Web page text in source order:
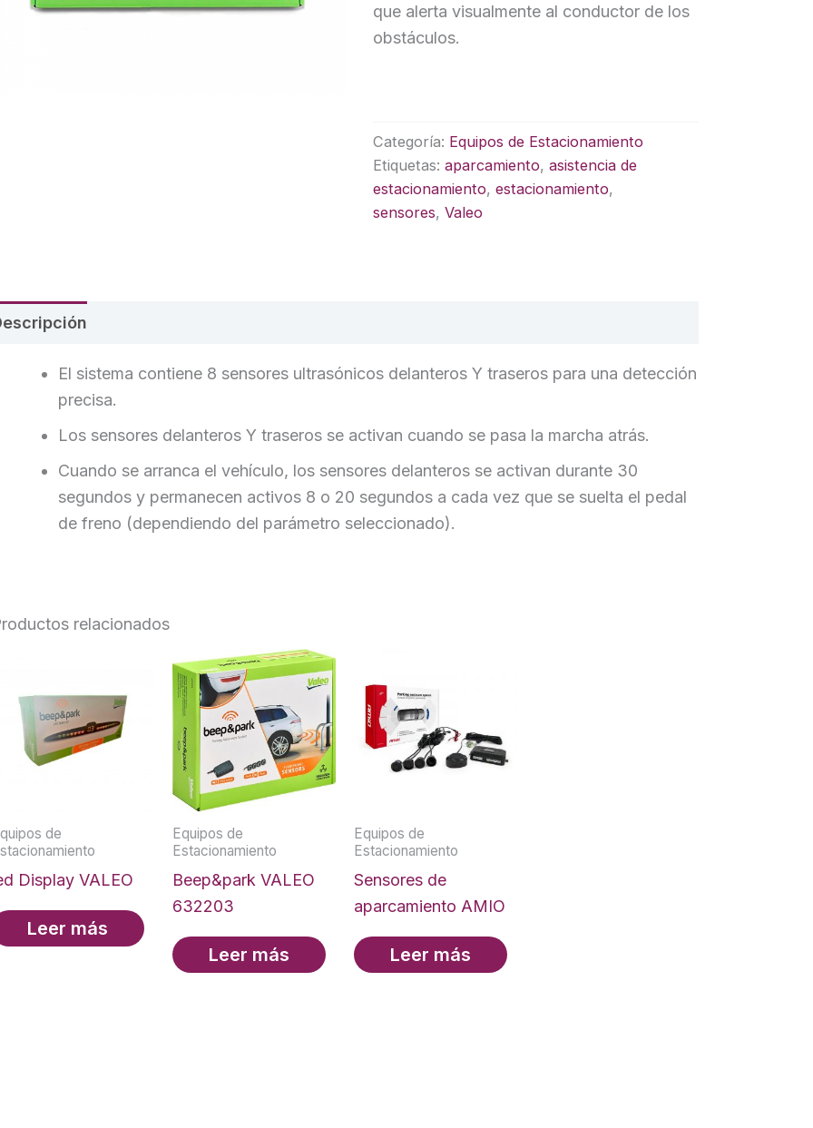
que alerta visualmente al conductor de los
obstáculos.
Categoría: Equipos de Estacionamiento
Etiquetas:aparcamiento,asistencia de
estacionamiento,estacionamiento,
sensores,Valeo
El sistema contiene 8 sensores ultrasónicos delanteros Y traseros para una detección
precisa.
Los sensores delanteros Y traseros se activan cuando se pasa la marcha atrás.
Cuando se arranca el vehículo, los sensores delanteros se activan durante 30
segundos y permanecen activos 8 o 20 segundos a cada vez que se suelta el pedal
de freno (dependiendo del parámetro seleccionado).
relacionados
de
Display VALEO
Leer más
Equipos de
Estacionamiento
Beep&park VALEO
632203
Leer más
Equipos de
Estacionamiento
Sensores de
aparcamiento AMIO
Leer más